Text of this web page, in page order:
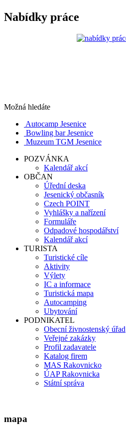
Nabídky práce
Možná hledáte
Autocamp Jesenice
Bowling bar Jesenice
Muzeum TGM Jesenice
POZVÁNKA
Kalendář akcí
OBČAN
Úřední deska
Jesenický občasník
Czech POINT
Vyhlášky a nařízení
Formuláře
Odpadové hospodářství
Kalendář akcí
TURISTA
Turistické cíle
Aktivity
Výlety
IC a informace
Turistická mapa
Autocamping
Ubytování
PODNIKATEL
Obecní živnostenský úřad
Veřejné zakázky
Profil zadavatele
Katalog firem
MAS Rakovnicko
ÚAP Rakovnicka
Státní správa
mapa